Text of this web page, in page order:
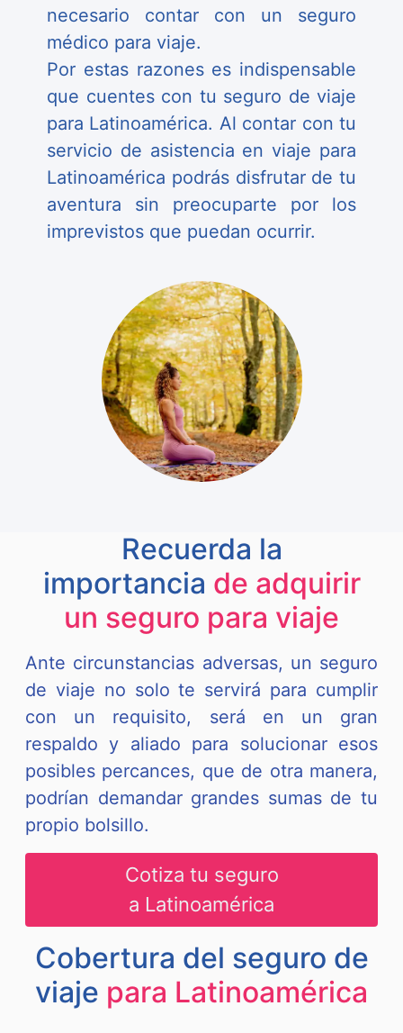
necesario contar con un seguro
médico para viaje.
Por estas razones es indispensable
que cuentes con tu seguro de viaje
para Latinoamérica. Al contar con tu
servicio de asistencia en viaje para
Latinoamérica podrás disfrutar de tu
aventura sin preocuparte por los
imprevistos que puedan ocurrir.
Recuerda la
importancia de adquirir
un seguro para viaje
Ante circunstancias adversas, un seguro
de viaje no solo te servirá para cumplir
con un requisito, será en un gran
respaldo y aliado para solucionar esos
posibles percances, que de otra manera,
podrían demandar grandes sumas de tu
propio bolsillo.
Cotiza tu seguro
a Latinoamérica
Cobertura del seguro de
viaje para Latinoamérica